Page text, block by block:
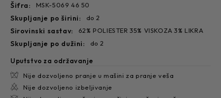
Šifra: MSK-5069 46 50
sirovinski sastav: 62% POLIESTER 35% VISKOZA 3% LIKRA
skupljanje po dužini: do 2
skupljanje po širini: do 2
Nije dozvoljeno izbeljivanje
Nije dozvoljeno pranje u mašini za pranje veša
Uputstvo za održavanje